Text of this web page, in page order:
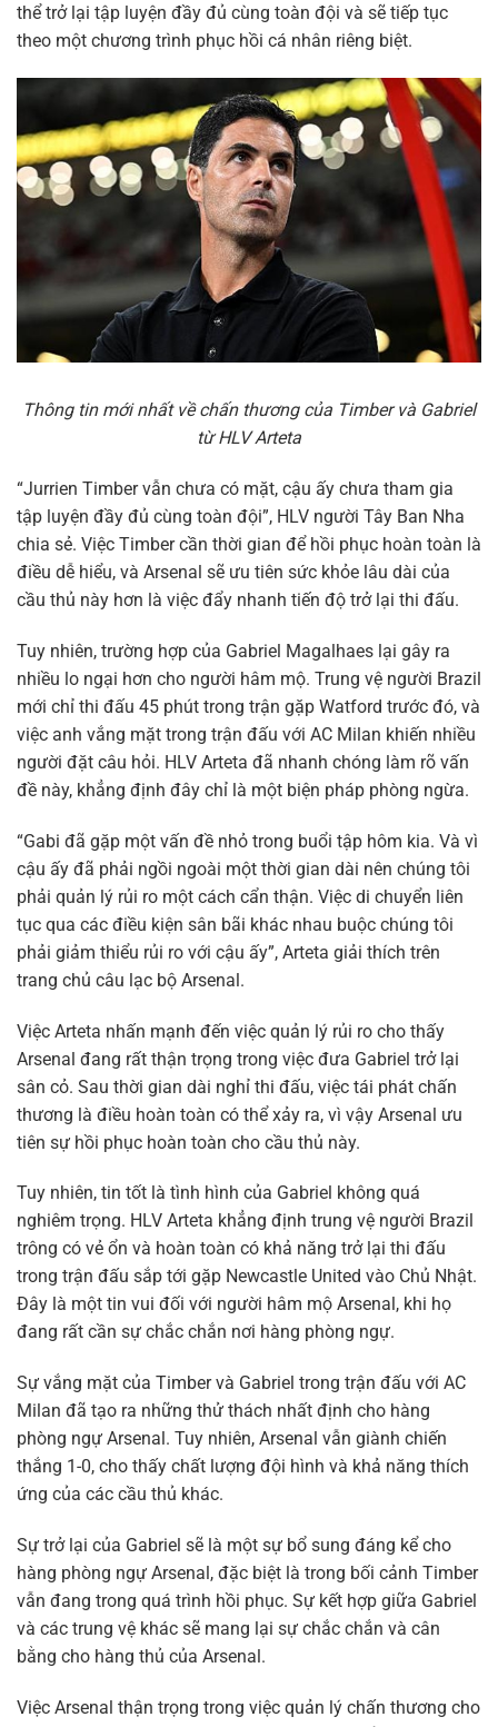
thể trở lại tập luyện đầy đủ cùng toàn đội và sẽ tiếp tục
theo một chương trình phục hồi cá nhân riêng biệt.
Thông tin mới nhất về chấn thương của Timber và Gabriel
từ HLV Arteta
“Jurrien Timber vẫn chưa có mặt, cậu ấy chưa tham gia
tập luyện đầy đủ cùng toàn đội”, HLV người Tây Ban Nha
chia sẻ. Việc Timber cần thời gian để hồi phục hoàn toàn là
điều dễ hiểu, và Arsenal sẽ ưu tiên sức khỏe lâu dài của
cầu thủ này hơn là việc đẩy nhanh tiến độ trở lại thi đấu.
Tuy nhiên, trường hợp của Gabriel Magalhaes lại gây ra
nhiều lo ngại hơn cho người hâm mộ. Trung vệ người Brazil
mới chỉ thi đấu 45 phút trong trận gặp Watford trước đó, và
việc anh vắng mặt trong trận đấu với AC Milan khiến nhiều
người đặt câu hỏi. HLV Arteta đã nhanh chóng làm rõ vấn
đề này, khẳng định đây chỉ là một biện pháp phòng ngừa.
“Gabi đã gặp một vấn đề nhỏ trong buổi tập hôm kia. Và vì
cậu ấy đã phải ngồi ngoài một thời gian dài nên chúng tôi
phải quản lý rủi ro một cách cẩn thận. Việc di chuyển liên
tục qua các điều kiện sân bãi khác nhau buộc chúng tôi
phải giảm thiểu rủi ro với cậu ấy”, Arteta giải thích trên
trang chủ câu lạc bộ Arsenal.
Việc Arteta nhấn mạnh đến việc quản lý rủi ro cho thấy
Arsenal đang rất thận trọng trong việc đưa Gabriel trở lại
sân cỏ. Sau thời gian dài nghỉ thi đấu, việc tái phát chấn
thương là điều hoàn toàn có thể xảy ra, vì vậy Arsenal ưu
tiên sự hồi phục hoàn toàn cho cầu thủ này.
Tuy nhiên, tin tốt là tình hình của Gabriel không quá
nghiêm trọng. HLV Arteta khẳng định trung vệ người Brazil
trông có vẻ ổn và hoàn toàn có khả năng trở lại thi đấu
trong trận đấu sắp tới gặp Newcastle United vào Chủ Nhật.
Đây là một tin vui đối với người hâm mộ Arsenal, khi họ
đang rất cần sự chắc chắn nơi hàng phòng ngự.
Sự vắng mặt của Timber và Gabriel trong trận đấu với AC
Milan đã tạo ra những thử thách nhất định cho hàng
phòng ngự Arsenal. Tuy nhiên, Arsenal vẫn giành chiến
thắng 1-0, cho thấy chất lượng đội hình và khả năng thích
ứng của các cầu thủ khác.
Sự trở lại của Gabriel sẽ là một sự bổ sung đáng kể cho
hàng phòng ngự Arsenal, đặc biệt là trong bối cảnh Timber
vẫn đang trong quá trình hồi phục. Sự kết hợp giữa Gabriel
và các trung vệ khác sẽ mang lại sự chắc chắn và cân
bằng cho hàng thủ của Arsenal.
Việc Arsenal thận trọng trong việc quản lý chấn thương cho